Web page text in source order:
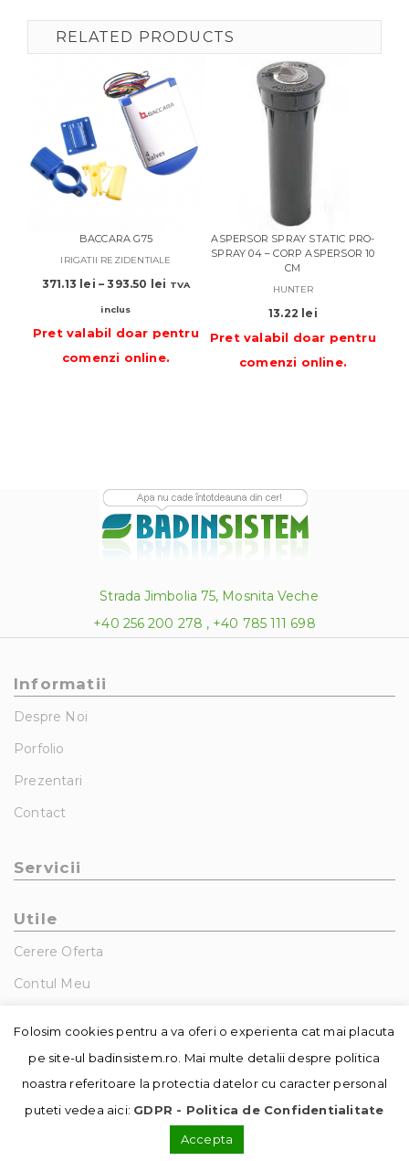
RELATED PRODUCTS
BACCARA G75
IRIGATII REZIDENTIALE
371.13 lei – 393.50 lei Interval
371.13 lei
până
TVA
inclus
Pret valabil doar pentru
comenzi online.
ASPERSOR SPRAY STATIC PRO-
SPRAY 04 – CORP ASPERSOR 10
CM
HUNTER
13.22 lei
Pret valabil doar pentru
comenzi online.
Strada Jimbolia 75, Mosnita Veche
+40 256 200 278 , +40 785 111 698
Informatii
Despre Noi
Porfolio
Prezentari
Contact
Servicii
Utile
Cerere Oferta
Contul Meu
© Copyright - Badin Sistem | realizat de
Folosim cookies pentru a va oferi o experienta cat mai placuta
pe site-ul badinsistem.ro. Mai multe detalii despre politica
noastra referitoare la protectia datelor cu caracter personal
puteti vedea aici: GDPR - Politica de Confidentialitate
Accepta